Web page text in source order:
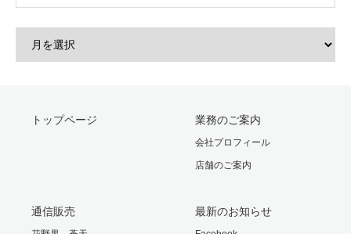
トップページ 業務のご案内
会社プロフィール
店舗のご案内
通信販売 最新のお知らせ